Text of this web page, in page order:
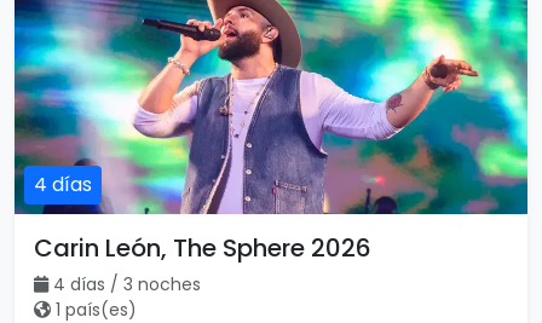
4 días
Carin León, The Sphere 2026
4 días / 3 noches
1 país(es)